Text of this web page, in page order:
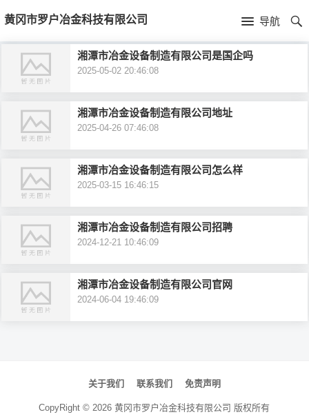
黄冈市罗户冶金科技有限公司 导航
首
湘潭市冶金设备制造有限公司是国企吗
2025-05-02 20:46:08
湘潭市冶金设备制造有限公司地址
2025-04-26 07:46:08
湘潭市冶金设备制造有限公司怎么样
2025-03-15 16:46:15
湘潭市冶金设备制造有限公司招聘
2024-12-21 10:46:09
湘潭市冶金设备制造有限公司官网
2024-06-04 19:46:09
关于我们 联系我们 免责声明
CopyRight ©2026黄冈市罗户冶金科技有限公司 版权所有